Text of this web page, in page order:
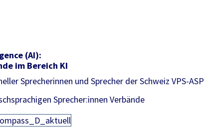
(AI):
im Bereich KI
Sprecherinnen und Sprecher der Schweiz VPS-ASP
Sprecher:innen Verbände